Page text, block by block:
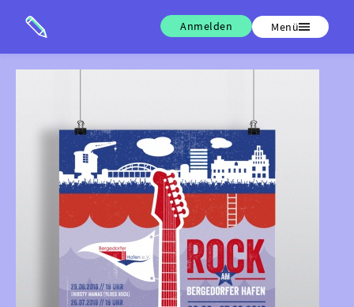
Anmelden Menü